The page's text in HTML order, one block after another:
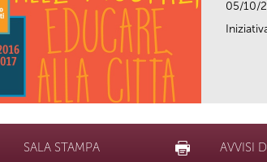
05/10/
SALA STAMPA AVVISI